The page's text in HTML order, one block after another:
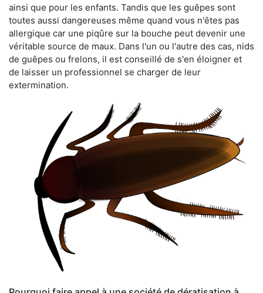
ainsi que pour les enfants. Tandis que les guêpes sont
toutes aussi dangereuses même quand vous n'êtes pas
allergique car une piqûre sur la bouche peut devenir une
véritable source de maux. Dans l'un ou l'autre des cas, nids
de guêpes ou frelons, il est conseillé de s'en éloigner et
de laisser un professionnel se charger de leur
extermination.